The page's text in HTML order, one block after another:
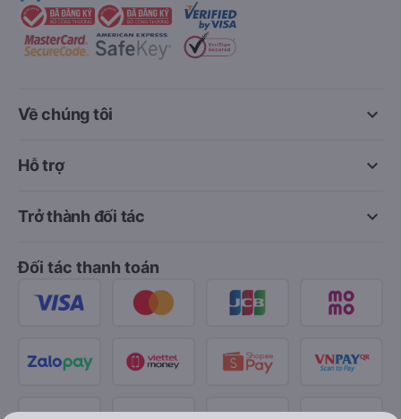
keyboard_arrow_down
Về chúng tôi
keyboard_arrow_down
Hỗ trợ
keyboard_arrow_down
Trở thành đối tác
Đối tác thanh toán